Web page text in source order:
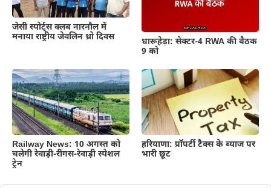
जेसी स्पोर्ट्स क्लब नारनौल में
मनाया राष्ट्रीय जेवलिन थ्रो दिवस
धारूहेड़ा: सेक्टर-4 RWA की बैठक
9 को
Railway News: 10 अगस्त को
चलेगी रेवाड़ी-रींगस-रेवाड़ी स्पेशल
ट्रेन
हरियाणा: प्रॉपर्टी टैक्स के ब्याज पर
भारी छूट